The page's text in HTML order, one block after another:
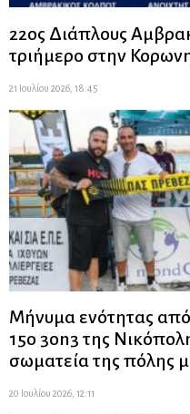
22ος Διάπλους
τριήμερο στην
21 Ιουλίου 2026, 18:45
Μήνυμα ενότητας
15ο 3on3 της
σωματεία της πόλης
20 Ιουλίου 2026, 12:11